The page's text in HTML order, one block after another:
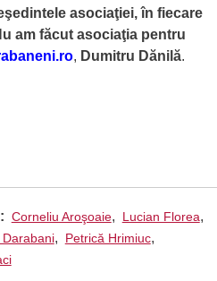
asociaţiei, în fiecare
am făcut asociaţia pentru
, Dumitru Dănilă.
Corneliu Aroşoaie, Lucian Florea,
, Petrică Hrimiuc,